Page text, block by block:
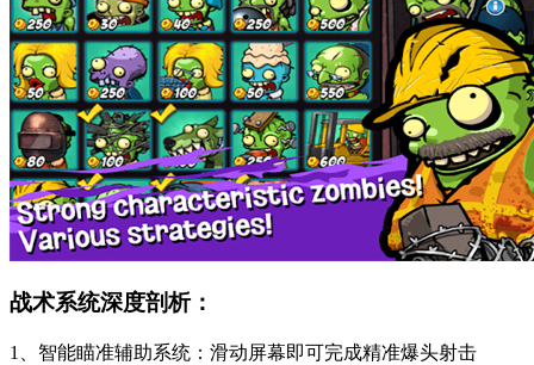
战术系统深度剖析：
1、智能瞄准辅助系统：滑动屏幕即可完成精准爆头射击